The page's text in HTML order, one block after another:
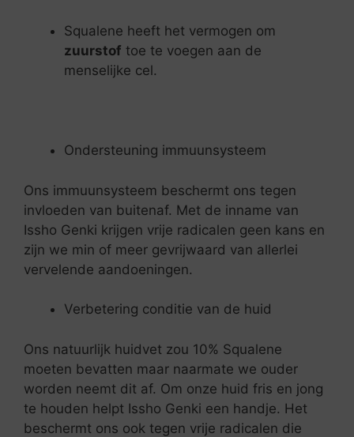
Squalene heeft het vermogen om
zuurstof toe te voegen aan de
menselijke cel.
Ondersteuning immuunsysteem
Ons immuunsysteem beschermt ons tegen
invloeden van buitenaf. Met de inname van
Issho Genki krijgen vrije radicalen geen kans en
zijn we min of meer gevrijwaard van allerlei
vervelende aandoeningen.
Verbetering conditie van de huid
Ons natuurlijk huidvet zou 10% Squalene
moeten bevatten maar naarmate we ouder
worden neemt dit af. Om onze huid fris en jong
te houden helpt Issho Genki een handje. Het
beschermt ons ook tegen vrije radicalen die